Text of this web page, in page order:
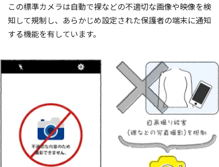
この標準カメラは自動で裸などの不適切な画像や映像を検
知して規制し、あらかじめ設定された保護者の端末に通知
する機能を有しています。